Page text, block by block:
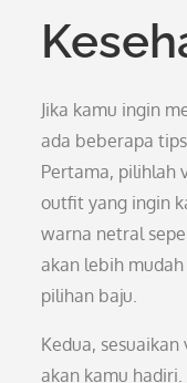
Jika kamu ingin
ada beberapa
Pertama, pilihlah
outfit yang ingin
warna netral
akan lebih
pilihan baju.
Kedua,
akan kamu